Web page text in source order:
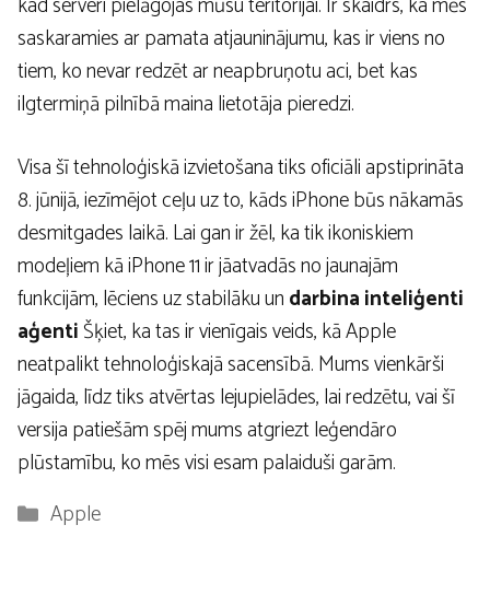
saskaramies ar pamata atjauninājumu, kas ir viens no
tiem, ko nevar redzēt ar neapbruņotu aci, bet kas
ilgtermiņā pilnībā maina lietotāja pieredzi.
Visa šī tehnoloģiskā izvietošana tiks oficiāli apstiprināta
8. jūnijā, iezīmējot ceļu uz to, kāds iPhone būs nākamās
desmitgades laikā. Lai gan ir žēl, ka tik ikoniskiem
modeļiem kā iPhone 11 ir jāatvadās no jaunajām
funkcijām, lēciens uz stabilāku undarbina inteliģenti
aģentiŠķiet, ka tas ir vienīgais veids, kā Apple
neatpalikt tehnoloģiskajā sacensībā. Mums vienkārši
jāgaida, līdz tiks atvērtas lejupielādes, lai redzētu, vai šī
versija patiešām spēj mums atgriezt leģendāro
plūstamību, ko mēs visi esam palaiduši garām.
Kategorijas
Apple